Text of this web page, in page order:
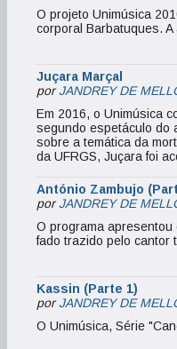
O projeto Unimúsica
corporal Barbatuques.
Juçara Marçal
porJANDREY DE
Em 2016, o Unimúsica
segundo espetáculo do
sobre a temática da
da UFRGS, Juçara foi
António Zambujo
porJANDREY DE
O programa apresentou
fado trazido pelo cantor
Kassin (Parte 1)
porJANDREY DE
O Unimúsica, Série